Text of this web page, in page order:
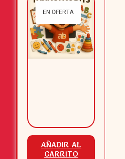
EN OFERTA
AÑADIR AL
CARRITO